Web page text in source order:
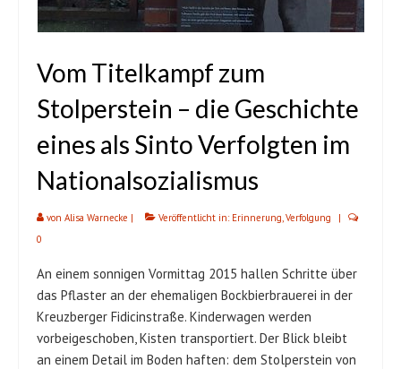
Vom Titelkampf zum
Stolperstein – die Geschichte
eines als Sinto Verfolgten im
Nationalsozialismus
von Alisa Warnecke | Veröffentlicht in: Erinnerung,Verfolgung
|
0
An einem sonnigen Vormittag 2015 hallen Schritte über
das Pflaster an der ehemaligen Bockbierbrauerei in der
Kreuzberger Fidicinstraße. Kinderwagen werden
vorbeigeschoben, Kisten transportiert. Der Blick bleibt
an einem Detail im Boden haften: dem Stolperstein von